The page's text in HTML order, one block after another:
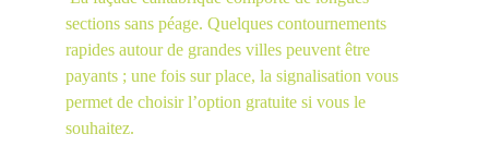
sections sans péage. Quelques contournements
rapides autour de grandes villes peuvent être
payants ; une fois sur place, la signalisation vous
permet de choisir l’option gratuite si vous le
souhaitez.